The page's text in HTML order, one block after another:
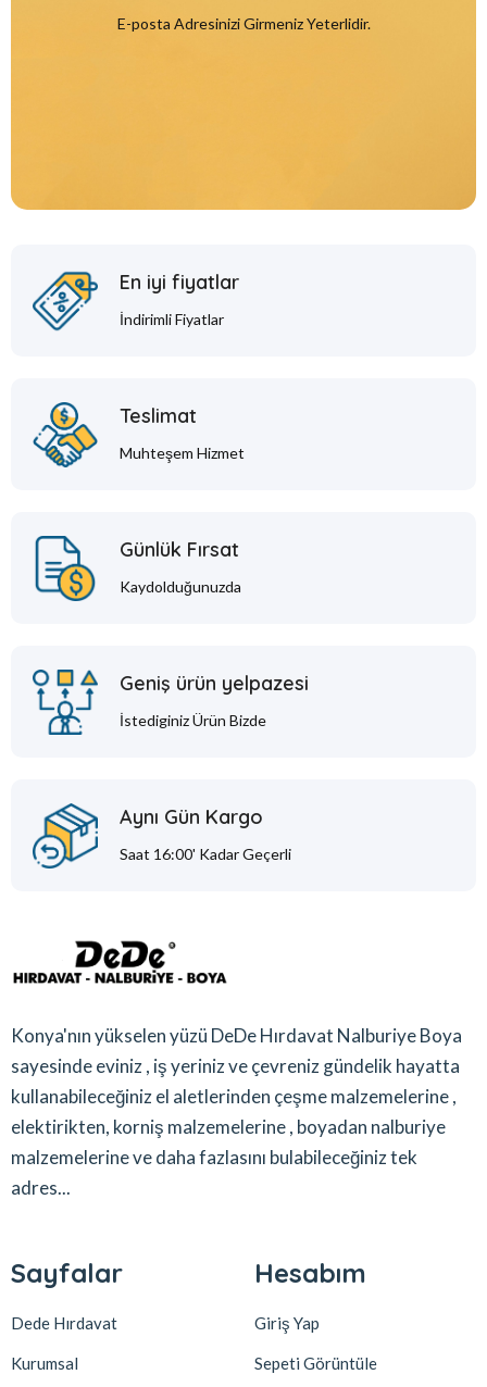
E-posta Adresinizi Girmeniz Yeterlidir.
En iyi fiyatlar
İndirimli Fiyatlar
Teslimat
Muhteşem Hizmet
Günlük Fırsat
Kaydolduğunuzda
Geniş ürün yelpazesi
İstediginiz Ürün Bizde
Aynı Gün Kargo
Saat 16:00' Kadar Geçerli
Konya'nın yükselen yüzü DeDe Hırdavat Nalburiye Boya
sayesinde eviniz , iş yeriniz ve çevreniz gündelik hayatta
kullanabileceğiniz el aletlerinden çeşme malzemelerine ,
elektirikten, korniş malzemelerine , boyadan nalburiye
malzemelerine ve daha fazlasını bulabileceğiniz tek
adres...
Sayfalar
Dede Hırdavat
Kurumsal
Hesabım
Giriş Yap
Sepeti Görüntüle